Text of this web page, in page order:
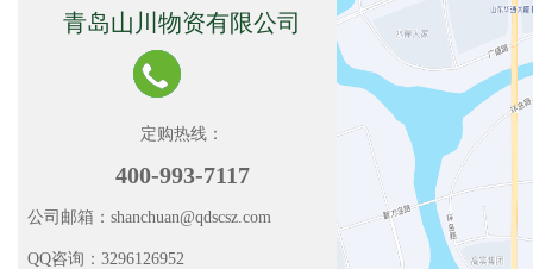
青岛山川物资有限公司
定购热线：
400-993-7117
公司邮箱：shanchuan@qdscsz.com
QQ咨询：3296126952